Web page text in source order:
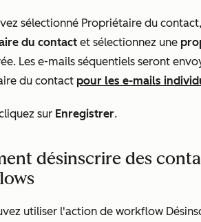
sélectionné Propriétaire du contact
du contact et sélectionnez une
Les e-mails séquentiels seront
du contact pour les e-mails
sur Enregistrer.
désinscrire des
utiliser l'action de workflow